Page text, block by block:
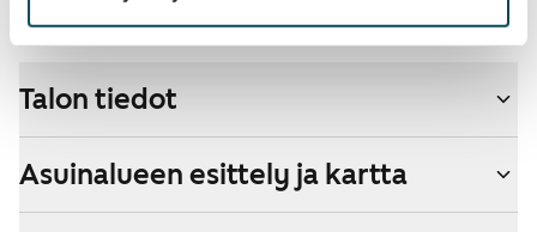
Talon tiedot
Asuinalueen esittely ja kartta